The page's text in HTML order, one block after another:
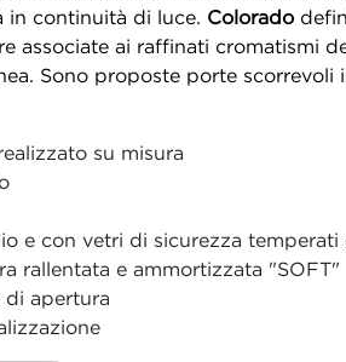
in continuità di luce. Colorado
associate ai raffinati cromatismi
Sono proposte porte
su misura
e con vetri di sicurezza temperati
rallentata e ammortizzata "SOFT"
apertura